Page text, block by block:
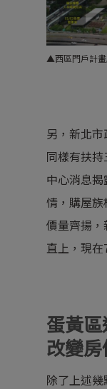
▲西區門戶計畫
另，新北市
同樣有扶
中心消息
情，購屋
價量齊揚
直上，現在
蛋黃
改變
除了上述